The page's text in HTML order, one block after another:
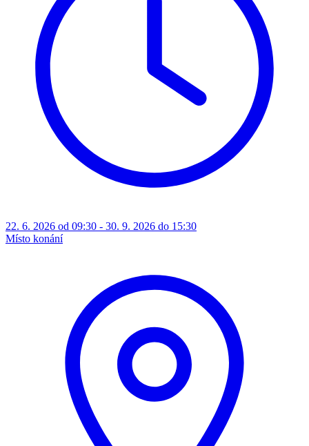
22. 6. 2026 od 09:30 - 30. 9. 2026 do 15:30
Místo konání